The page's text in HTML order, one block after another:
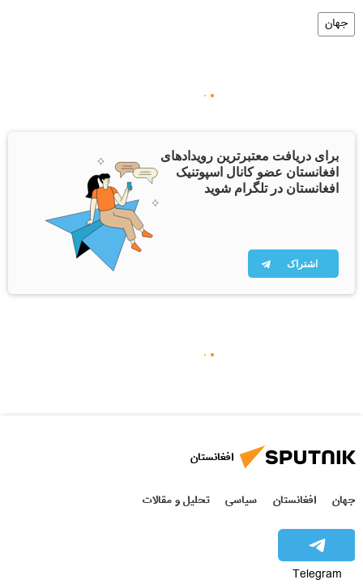
جهان
برای دریافت معتبرترین رویدادهای
افغانستان عضو کانال اسپوتنیک
افغانستان در تلگرام شوید
اشتراک
افغانستان
جهان افغانستان سیاسی تحلیل و مقالات
Telegram